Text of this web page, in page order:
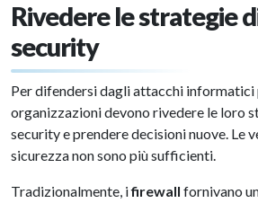
Rivedere le strategie
security
Per difendersi dagli attacchi informatici
organizzazioni devono rivedere le loro
security e prendere decisioni nuove. Le
sicurezza non sono più sufficienti.
Tradizionalmente, ifirewall fornivano